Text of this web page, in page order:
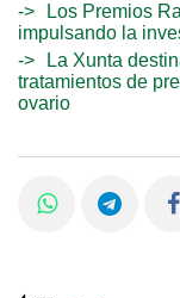
Los Premios
impulsando la
La Xunta
tratamientos de
ovario